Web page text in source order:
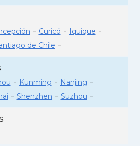
- Curicó - Iquique -
de Chile -
- Kunming - Nanjing -
- Shenzhen - Suzhou -